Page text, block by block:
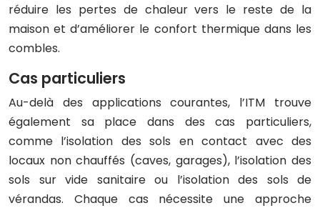
réduire les pertes de chaleur vers le reste de la
maison et d’améliorer le confort thermique dans les
combles.
Cas particuliers
Au-delà des applications courantes, l’ITM trouve
également sa place dans des cas particuliers,
comme l’isolation des sols en contact avec des
locaux non chauffés (caves, garages), l’isolation des
sols sur vide sanitaire ou l’isolation des sols de
vérandas. Chaque cas nécessite une approche